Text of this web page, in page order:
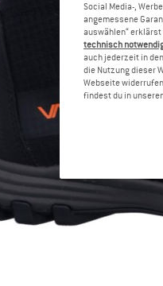
Social Media-,
angemessene
auswählen“
technisch
auch jederzeit in
die Nutzung dieser
Webseite
findest du in